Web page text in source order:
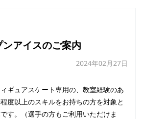
アイスのご案内
2024年02月27日
ギュアスケート専用の、教室経験のあ
度以上のスキルをお持ちの方を対象と
す。（選手の方もご利用いただけま